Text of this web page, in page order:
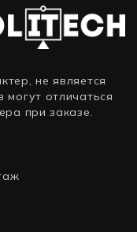
ПК д
не является
отличаться
при заказе.